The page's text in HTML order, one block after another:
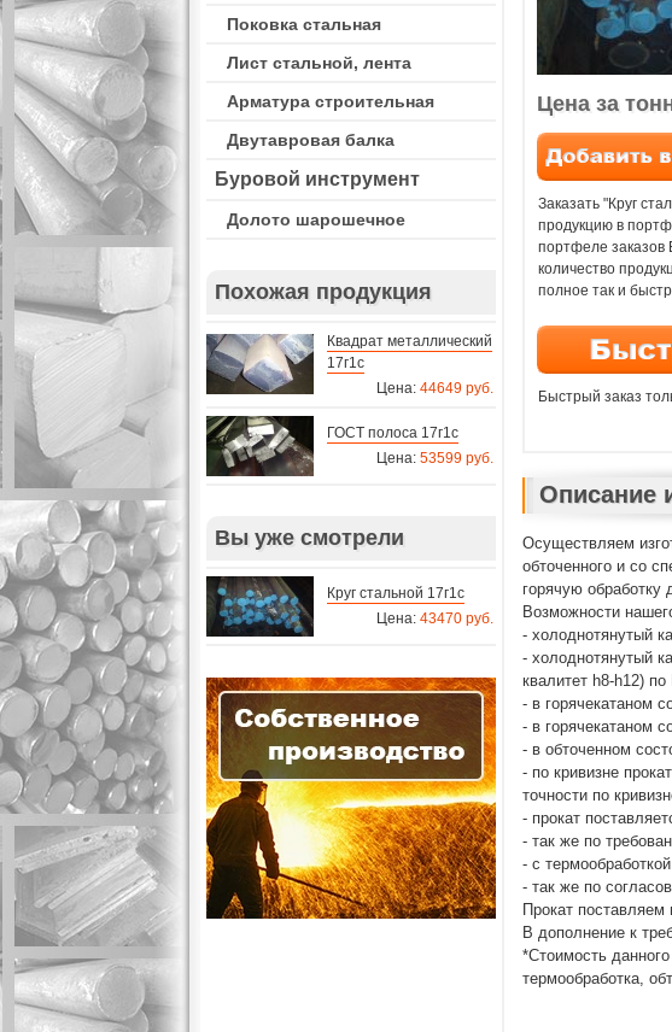
Поковка стальная
Лист стальной, лента
Арматура строительная
Двутавровая балка
Буровой инструмент
Долото шарошечное
Похожая продукция
Квадрат металлический
17г1с
Цена: 44649 руб.
ГОСТ полоса 17г1с
Цена: 53599 руб.
Вы уже смотрели
Круг стальной 17г1с
Цена: 43470 руб.
Цена за
Заказать "Круг
продукцию в
портфеле заказов
количество
полное так и
Быстрый заказ
Описание
Осуществляем
обточенного и со
горячую
Возможности
- холоднотянутый
- холоднотянутый
квалитет h8-h12)
- в горячекатаном
- в горячекатаном
- в обточенном
- по кривизне
точности по
- прокат
- так же по
- с
- так же по
Прокат
В дополнение к
*Стоимость
термообработка,